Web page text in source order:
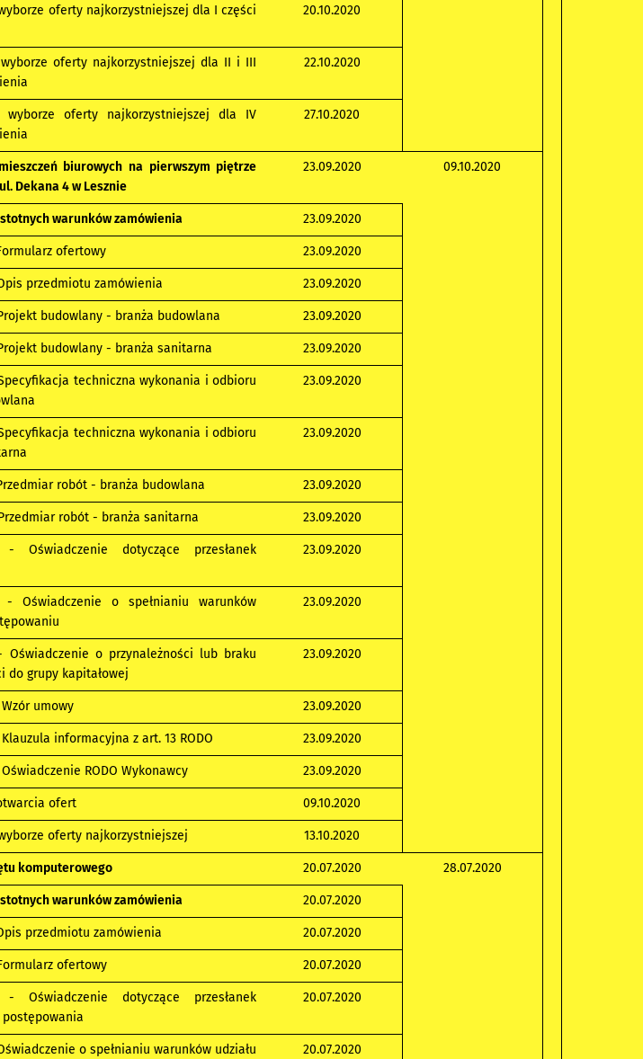
oferty najkorzystniejszej dla I części
20.10.2020
oferty najkorzystniejszej dla II i III
22.10.2020
wyborze oferty najkorzystniejszej dla IV
27.10.2020
biurowych na pierwszym piętrze
Dekana 4 w Lesznie
23.09.2020 09.10.2020
warunków zamówienia 23.09.2020
ofertowy 23.09.2020
przedmiotu zamówienia 23.09.2020
budowlany - branża budowlana 23.09.2020
budowlany - branża sanitarna 23.09.2020
techniczna wykonania i odbioru
23.09.2020
techniczna wykonania i odbioru
23.09.2020
robót - branża budowlana 23.09.2020
robót - branża sanitarna 23.09.2020
- Oświadczenie dotyczące przesłanek
23.09.2020
- Oświadczenie o spełnianiu warunków
23.09.2020
Oświadczenie o przynależności lub braku
do grupy kapitałowej
23.09.2020
umowy 23.09.2020
Klauzula informacyjna z art. 13 RODO 23.09.2020
RODO Wykonawcy 23.09.2020
ofert 09.10.2020
oferty najkorzystniejszej 13.10.2020
komputerowego 20.07.2020 28.07.2020
warunków zamówienia 20.07.2020
przedmiotu zamówienia 20.07.2020
ofertowy 20.07.2020
- Oświadczenie dotyczące przesłanek
20.07.2020
o spełnianiu warunków udziału
20.07.2020